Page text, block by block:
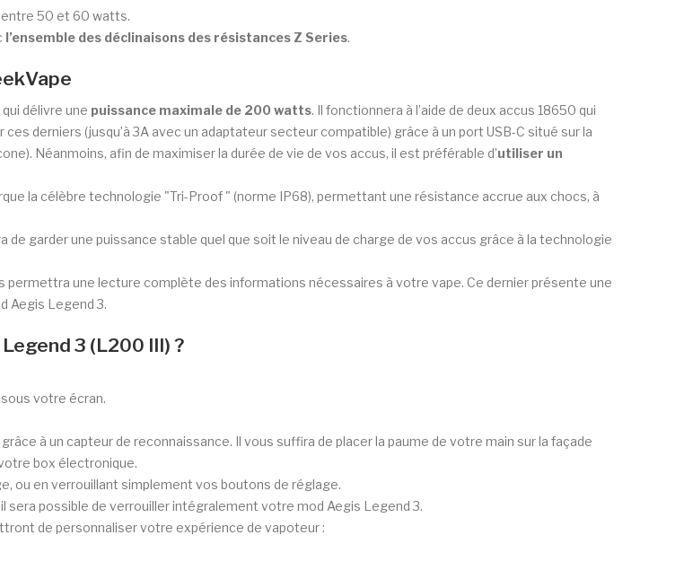
entre 50 et 60 watts.
l’ensemble des déclinaisons des résistances Z Series.
délivre une puissance maximale de 200 watts. Il fonctionnera à l’aide de deux accus 18650 qui
derniers (jusqu’à 3A avec un adaptateur secteur compatible) grâce à un port USB-C situé sur la
Néanmoins, afin de maximiser la durée de vie de vos accus, il est préférable d’utiliser un
la célèbre technologie "Tri-Proof " (norme IP68), permettant une résistance accrue aux chocs, à
garder une puissance stable quel que soit le niveau de charge de vos accus grâce à la technologie
permettra une lecture complète des informations nécessaires à votre vape. Ce dernier présente une
Aegis Legend 3.
3 (L200 III) ?
votre écran.
à un capteur de reconnaissance. Il vous suffira de placer la paume de votre main sur la façade
box électronique.
ou en verrouillant simplement vos boutons de réglage.
sera possible de verrouiller intégralement votre mod Aegis Legend 3.
de personnaliser votre expérience de vapoteur :